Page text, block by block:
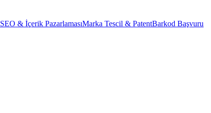
SEO & İçerik PazarlamasıMarka Tescil & PatentBarkod Başvuru